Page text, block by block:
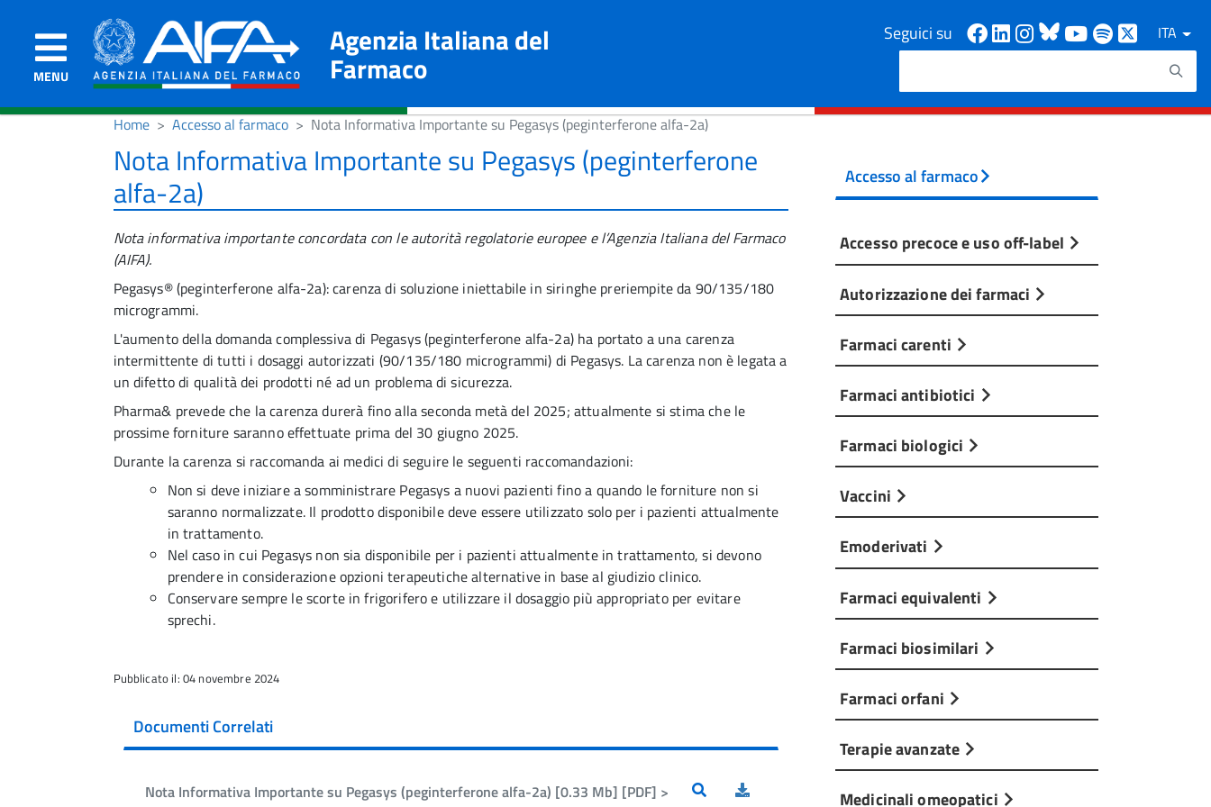
MENU
Agenzia Italiana del
Farmaco
Seguici su Facebook
Linkedin
Instagram
Bluesky
Youtube
Spotify
ITA
Cerca
Home Accesso al farmaco Nota Informativa Importante su Pegasys (peginterferone alfa-2a)
Nota Informativa Importante su Pegasys (peginterferone
alfa-2a)
Nota informativa importante concordata con le autorità regolatorie europee e l’Agenzia Italiana del Farmaco
(AIFA).
Pegasys® (peginterferone alfa-2a): carenza di soluzione iniettabile in siringhe preriempite da 90/135/180
microgrammi.
L'aumento della domanda complessiva di Pegasys (peginterferone alfa-2a) ha portato a una carenza
intermittente di tutti i dosaggi autorizzati (90/135/180 microgrammi) di Pegasys. La carenza non è legata a
un difetto di qualità dei prodotti né ad un problema di sicurezza.
Pharma& prevede che la carenza durerà fino alla seconda metà del 2025; attualmente si stima che le
prossime forniture saranno effettuate prima del 30 giugno 2025.
Durante la carenza si raccomanda ai medici di seguire le seguenti raccomandazioni:
Non si deve iniziare a somministrare Pegasys a nuovi pazienti fino a quando le forniture non si
saranno normalizzate. Il prodotto disponibile deve essere utilizzato solo per i pazienti attualmente
in trattamento.
Nel caso in cui Pegasys non sia disponibile per i pazienti attualmente in trattamento, si devono
prendere in considerazione opzioni terapeutiche alternative in base al giudizio clinico.
Conservare sempre le scorte in frigorifero e utilizzare il dosaggio più appropriato per evitare
sprechi.
Pubblicato il: 04 novembre 2024
Documenti Correlati
Nota Informativa Importante su Pegasys (peginterferone alfa-2a) [0.33 Mb] [PDF] >
Accesso al farmaco
Accesso precoce e uso off-label
Autorizzazione dei farmaci
Farmaci carenti
Farmaci antibiotici
Farmaci biologici
Vaccini
Emoderivati
Farmaci equivalenti
Farmaci biosimilari
Farmaci orfani
Terapie avanzate
Medicinali omeopatici